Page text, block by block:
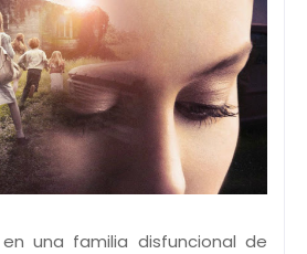
una familia disfuncional de